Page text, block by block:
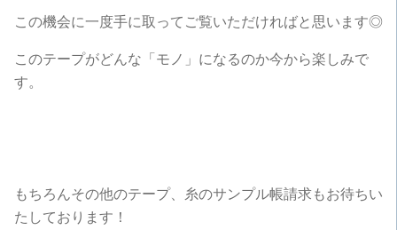
この機会に一度手に取ってご覧いただければと思います◎
このテープがどんな「モノ」になるのか今から楽しみで
す。
もちろんその他のテープ、糸のサンプル帳請求もお待ちい
たしております！